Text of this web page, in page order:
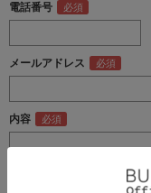
電話番号
メールアドレス
内容